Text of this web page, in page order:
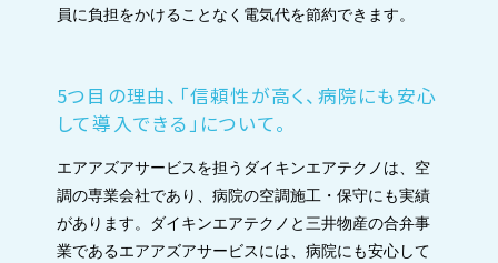
員に負担をかけることなく電気代を節約できます。
5つ目の理由、「信頼性が高く、病院にも安心
して導入できる」について。
エアアズアサービスを担うダイキンエアテクノは、空
調の専業会社であり、病院の空調施工・保守にも実績
があります。ダイキンエアテクノと三井物産の合弁事
業であるエアアズアサービスには、病院にも安心して